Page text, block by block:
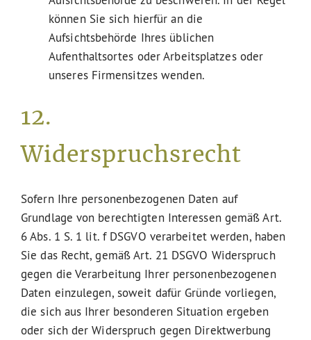
können Sie sich hierfür an die
Aufsichtsbehörde Ihres üblichen
Aufenthaltsortes oder Arbeitsplatzes oder
unseres Firmensitzes wenden.
12.
Widerspruchsrecht
Sofern Ihre personenbezogenen Daten auf
Grundlage von berechtigten Interessen gemäß Art.
6 Abs. 1 S. 1 lit. f DSGVO verarbeitet werden, haben
Sie das Recht, gemäß Art. 21 DSGVO Widerspruch
gegen die Verarbeitung Ihrer personenbezogenen
Daten einzulegen, soweit dafür Gründe vorliegen,
die sich aus Ihrer besonderen Situation ergeben
oder sich der Widerspruch gegen Direktwerbung